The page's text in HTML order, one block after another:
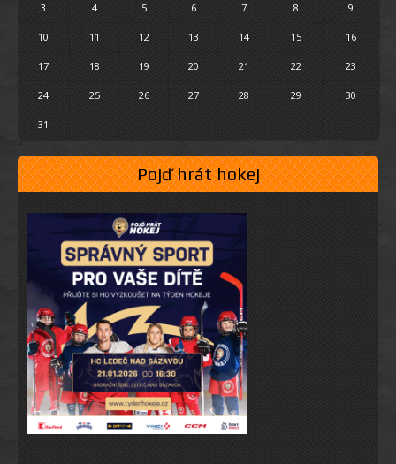
3 4 5 6 7 8 9
10 11 12 13 14 15 16
17 18 19 20 21 22 23
24 25 26 27 28 29 30
31
Pojď hrát hokej